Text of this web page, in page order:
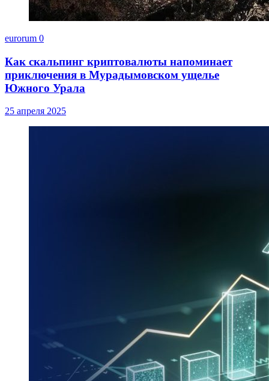
eurorum 0
Как скальпинг криптовалюты напоминает
приключения в Мурадымовском ущелье
Южного Урала
25 апреля 2025